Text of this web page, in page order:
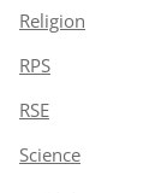
Religion
RPS
RSE
Science